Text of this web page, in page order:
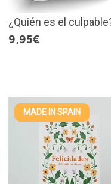
¿Quién es el
9,95€
MADE IN SPAIN